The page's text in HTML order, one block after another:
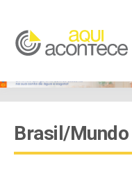
Brasil/Mundo